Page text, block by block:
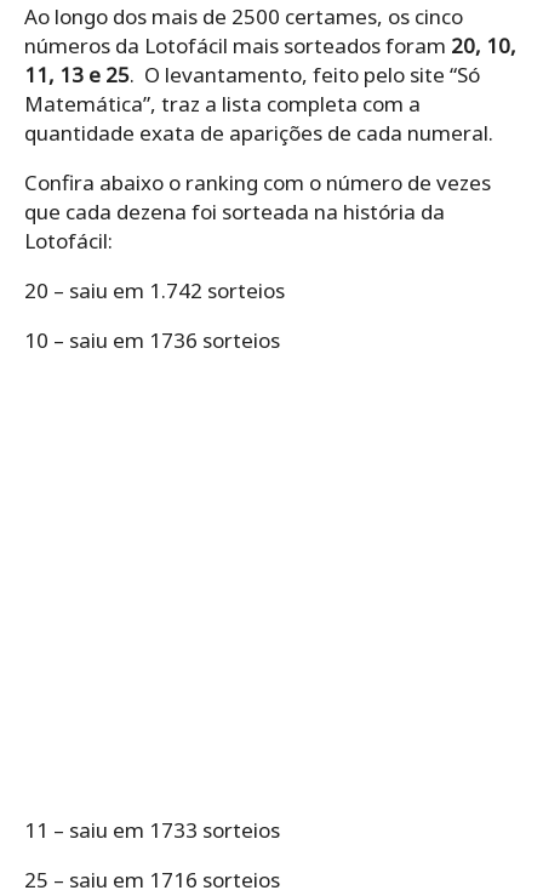
Ao longo dos mais de 2500 certames, os cinco
números da Lotofácil mais sorteados foram 20, 10,
11, 13 e 25. O levantamento, feito pelo site “Só
Matemática”, traz a lista completa com a
quantidade exata de aparições de cada numeral.
Confira abaixo o ranking com o número de vezes
que cada dezena foi sorteada na história da
Lotofácil:
20 – saiu em 1.742 sorteios
10 – saiu em 1736 sorteios
11 – saiu em 1733 sorteios
25 – saiu em 1716 sorteios